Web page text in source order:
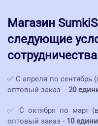
Магазин
следующие
✅ С апреля по
оптовый заказ - 20
✅ С октября по март
оптовый заказ - 10